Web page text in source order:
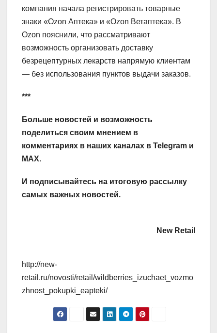
компания начала регистрировать товарные
знаки «Ozon Аптека» и «Ozon Ветаптека». В
Ozon пояснили, что рассматривают
возможность организовать доставку
безрецептурных лекарств напрямую клиентам
— без использования пунктов выдачи заказов.
***
Больше новостей и возможность
поделиться своим мнением в
комментариях в наших каналах в Telegram и
MAX.
И подписывайтесь на итоговую рассылку
самых важных новостей.
New Retail
http://new-
retail.ru/novosti/retail/wildberries_izuchaet_vozmo
zhnost_pokupki_eapteki/